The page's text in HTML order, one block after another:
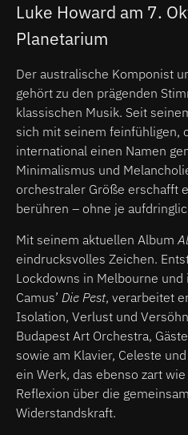
Luke Howard am 7.
Planetarium
Der australische Komponist
gehört zu den prägenden
klassischen Musik. Seit
sich mit seinem feinfühligen,
international einen Namen
Minimalismus und
orchestraler Größe erschafft
berühren – ohne je
Mit seinem aktuellen Album
eindrucksvolles Zeichen.
Lockdowns in Melbourne
Camus’ Die Pest, verarbeitet
Isolation, Verlust und
Budapest Art Orchestra,
sowie am Klavier, Celeste
ein Werk, das ebenso zart
Reflexion über die
Widerstandskraft.